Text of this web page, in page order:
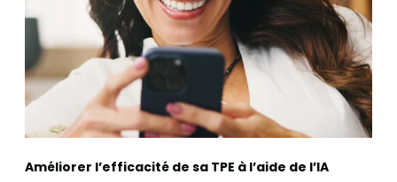
Améliorer l’efficacité de sa TPE à l’aide de l’IA